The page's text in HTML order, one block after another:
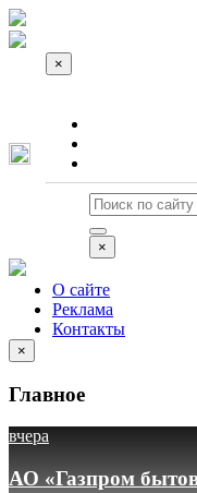
×
×
О сайте
Реклама
Контакты
×
Главное
вчера
АО «Газпром